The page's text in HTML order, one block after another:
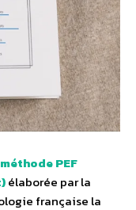
PEF
élaborée par la
française la